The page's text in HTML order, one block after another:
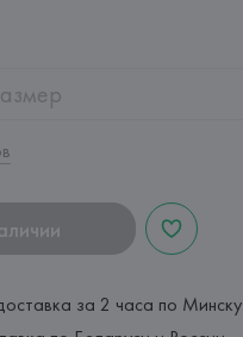
за 2 часа по Минску